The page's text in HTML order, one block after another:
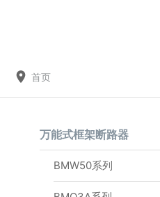
首页
万能式框架断路器
BMW50系列